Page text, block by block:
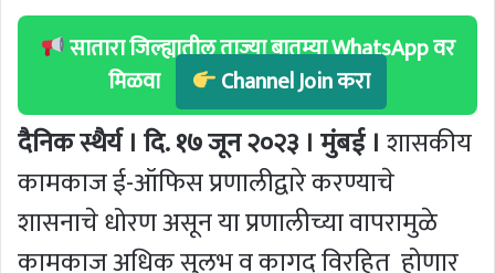
सातारा जिल्ह्यातील ताज्या बातम्या WhatsApp वर
मिळवा
Channel Join करा
दैनिक स्थैर्य । दि. १७ जून २०२३ । मुंबई । शासकीय
कामकाज ई-ऑफिस प्रणालीद्वारे करण्याचे
शासनाचे धोरण असून या प्रणालीच्या वापरामुळे
कामकाज अधिक सुलभ व कागद विरहित होणार